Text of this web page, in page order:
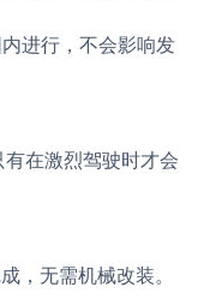
进行，不会影响发
在激烈驾驶时才会
，无需机械改装。